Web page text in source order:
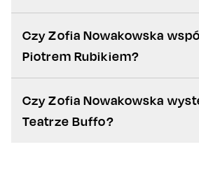
Czy Zofia Nowakowska
Piotrem Rubikiem?
Czy Zofia Nowakowska
Teatrze Buffo?